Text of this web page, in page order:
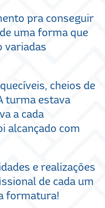
pra conseguir
uma forma que
variadas
cheios de
turma estava
a cada
alcançado com
e realizações
de cada um
formatura!